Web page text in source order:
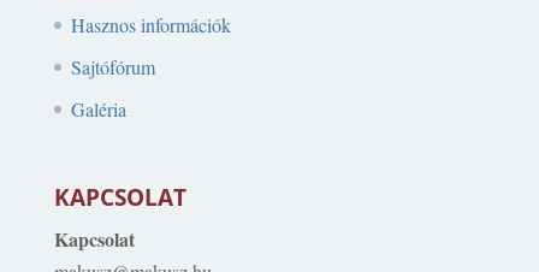
Hasznos információk
Sajtófórum
Galéria
KAPCSOLAT
Kapcsolat